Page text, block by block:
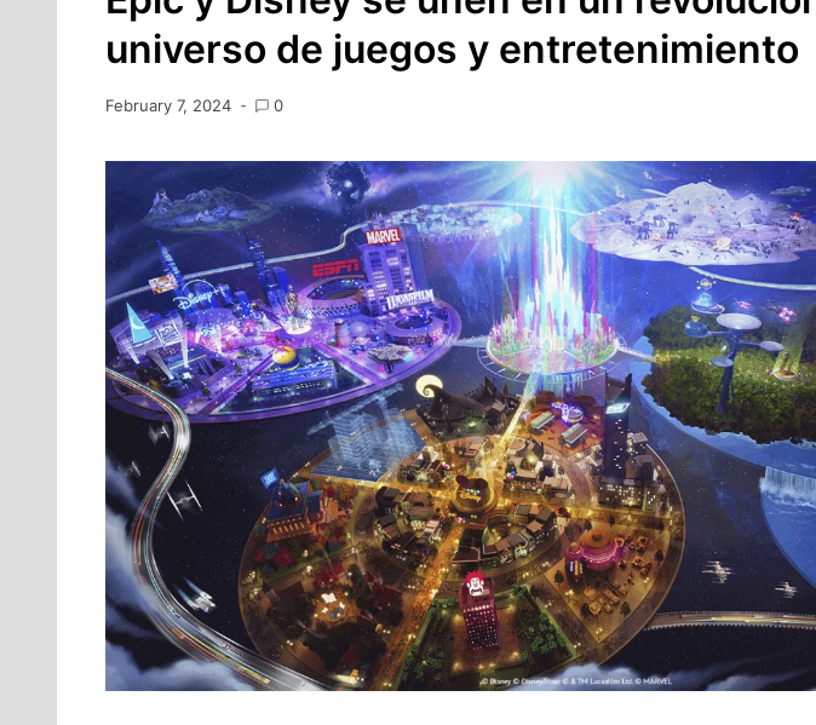
universo de juegos y entretenimiento
February 7, 2024 0